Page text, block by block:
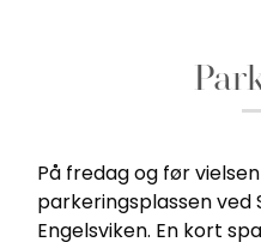
På fredag og før
parkeringsplassen ved
Engelsviken. En kort